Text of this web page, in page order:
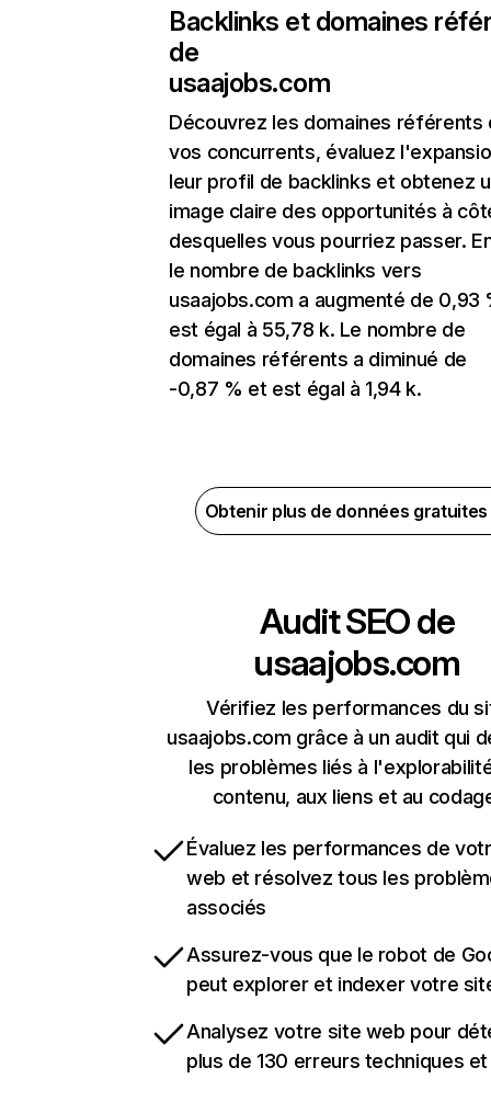
Backlinks et domaines
de
usaajobs.com
Découvrez les domaines référents
vos concurrents, évaluez
leur profil de backlinks et obtenez
image claire des opportunités à
desquelles vous pourriez passer.
le nombre de backlinks vers
usaajobs.com a augmenté de 0,93
est égal à 55,78 k. Le nombre de
domaines référents a diminué de
-0,87 % et est égal à 1,94 k.
Obtenir plus de données
Audit SEO de
usaajobs.com
Vérifiez les performances du
usaajobs.com grâce à un audit qui
les problèmes liés à
contenu, aux liens et au
Évaluez les performances de
web et résolvez tous les
associés
Assurez-vous que le robot de
peut explorer et indexer votre
Analysez votre site web pour
plus de 130 erreurs techniques et